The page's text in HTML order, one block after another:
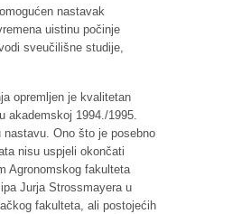
nastavak
uistinu počinje
sveučilišne studije,
opremljen je kvalitetan
akademskoj 1994./1995.
Ono što je posebno
nisu uspjeli okončati
Agronomskog fakulteta
Jurja Strossmayera u
fakulteta, ali postojećih